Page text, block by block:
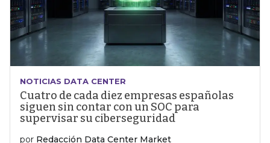
NOTICIAS DATA CENTER
Cuatro de cada diez empresas españolas
siguen sin contar con un SOC para
supervisar su ciberseguridad
por Redacción Data Center Market